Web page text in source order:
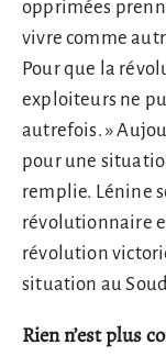
opprimées
vivre comme
Pour que la
exploiteurs ne
autrefois. »
pour une
remplie. Lénine
révolutionnaire
révolution
situation au
Rien n’est plus